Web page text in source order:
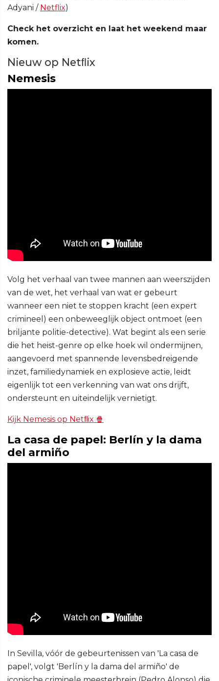
Adyani / Netflix)
Check het overzicht en laat het weekend maar
komen.
Nieuw op Netﬂix
Nemesis
Volg het verhaal van twee mannen aan weerszijden
van de wet, het verhaal van wat er gebeurt
wanneer een niet te stoppen kracht (een expert
crimineel) een onbeweeglijk object ontmoet (een
briljante politie-detective). Wat begint als een serie
die het heist-genre op elke hoek wil ondermijnen,
aangevoerd met spannende levensbedreigende
inzet, familiedynamiek en explosieve actie, leidt
eigenlijk tot een verkenning van wat ons drijft,
ondersteunt en uiteindelijk vernietigt.
Kijk Nemesis op Netﬂix 🍿
La casa de papel: Berlín y la dama
del armiño
In Sevilla, vóór de gebeurtenissen van 'La casa de
papel', volgt 'Berlín y la dama del armiño' de